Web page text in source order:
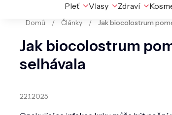
Pleť Vlasy Zdraví
Domů / Články / Jak biocolostrum
Jak biocolostrum
selhávala
22.1.2025